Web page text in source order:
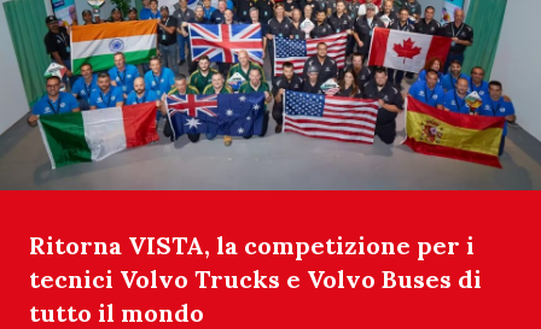
Ritorna VISTA, la competizione per i
tecnici Volvo Trucks e Volvo Buses di
tutto il mondo